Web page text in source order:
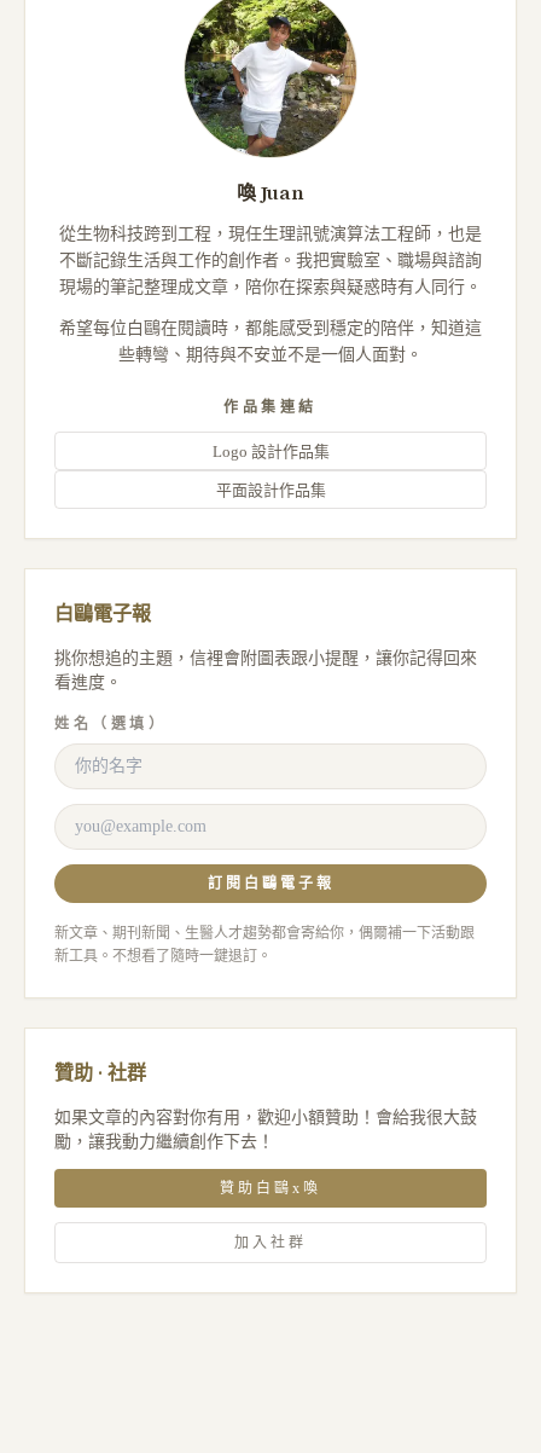
喚 Juan
從生物科技跨到工程，現任生理訊號演算法工程師，也是
不斷記錄生活與工作的創作者。我把實驗室、職場與諮詢
現場的筆記整理成文章，陪你在探索與疑惑時有人同行。
希望每位白鷗在閱讀時，都能感受到穩定的陪伴，知道這
些轉彎、期待與不安並不是一個人面對。
作品集連結
Logo 設計作品集
平面設計作品集
白鷗電子報
挑你想追的主題，信裡會附圖表跟小提醒，讓你記得回來
看進度。
姓名（選填）
訂閱白鷗電子報
新文章、期刊新聞、生醫人才趨勢都會寄給你，偶爾補一下活動跟
新工具。不想看了隨時一鍵退訂。
贊助 · 社群
如果文章的內容對你有用，歡迎小額贊助！會給我很大鼓
勵，讓我動力繼續創作下去！
贊助白鷗x喚
加入社群